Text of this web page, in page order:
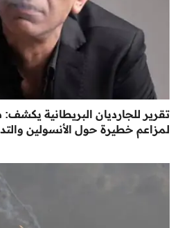
تقرير للجارديان البريطانية
لمزاعم خطيرة حول الأنسولين